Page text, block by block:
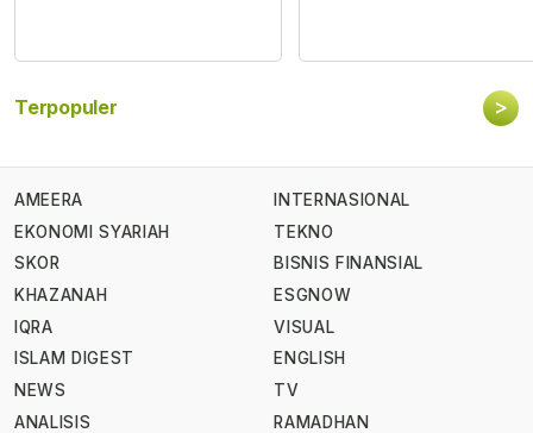
Terpopuler >
AMEERA
EKONOMI SYARIAH
SKOR
KHAZANAH
IQRA
ISLAM DIGEST
NEWS
ANALISIS
INTERNASIONAL
TEKNO
BISNIS FINANSIAL
ESGNOW
VISUAL
ENGLISH
TV
RAMADHAN